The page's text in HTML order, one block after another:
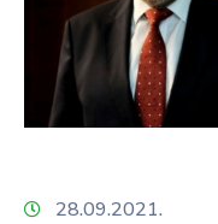
28.09.2021.